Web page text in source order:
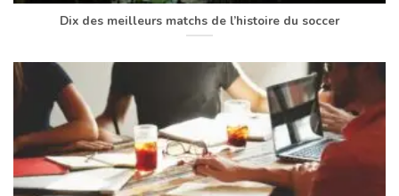
Dix des meilleurs matchs de l’histoire du soccer